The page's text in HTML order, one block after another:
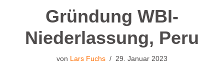
Gründung WBI-
Niederlassung, Peru
von Lars Fuchs 29. Januar 2023